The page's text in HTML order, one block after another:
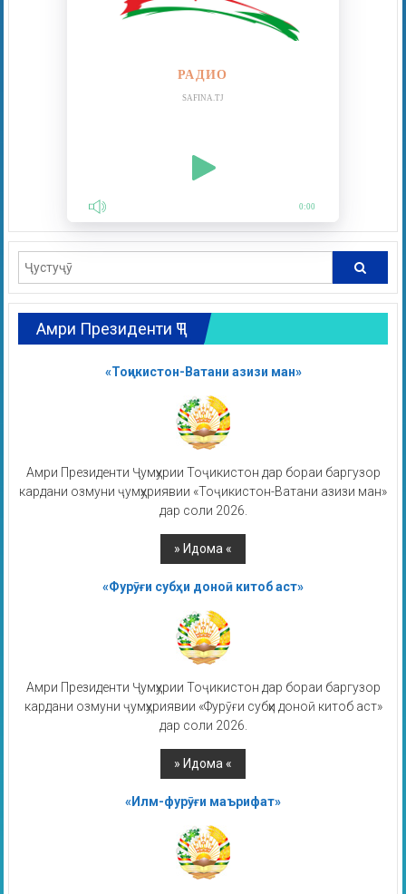
РАДИО
SAFINA.TJ
0:00
Амри Президенти ҶТ
«Тоҷикистон-Ватани азизи ман»
Амри Президенти Ҷумҳурии Тоҷикистон дар бораи баргузор
кардани озмуни ҷумҳуриявии «Тоҷикистон-Ватани азизи ман»
дар соли 2026.
«Фурӯғи субҳи доноӣ китоб аст»
Амри Президенти Ҷумҳурии Тоҷикистон дар бораи баргузор
кардани озмуни ҷумҳуриявии «Фурӯғи субҳи доноӣ китоб аст»
дар соли 2026.
«Илм-фурӯғи маърифат»